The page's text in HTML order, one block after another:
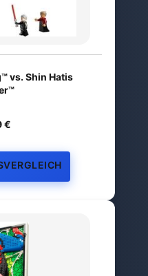
vs. Shin Hatis
€